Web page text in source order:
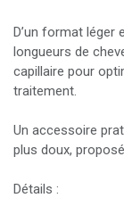
D’un format léger
longueurs de
capillaire pour
traitement.
Un accessoire
plus doux,
Détails :